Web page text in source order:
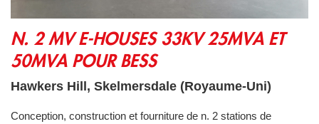
N. 2 MV E-HOUSES 33KV 25MVA ET
50MVA POUR BESS
Hawkers Hill, Skelmersdale (Royaume-Uni)
Conception, construction et fourniture de n. 2 stations de